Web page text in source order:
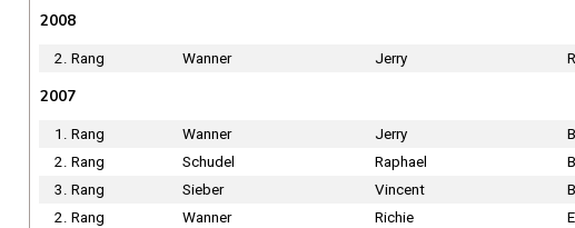
2008
2. Rang Wanner Jerry
2007
1. Rang Wanner Jerry
2. Rang
Schudel Raphael
3. Rang
Sieber Vincent
2. Rang
Wanner Richie